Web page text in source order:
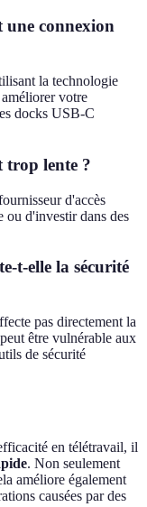
une connexion
la technologie
votre
docks USB-C
trop lente ?
d'accès
ou d'investir dans des
t-elle la sécurité
pas directement la
être vulnérable aux
de sécurité
en télétravail, il
. Non seulement
améliore également
causées par des